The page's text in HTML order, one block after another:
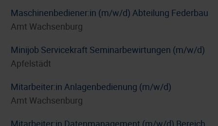
Maschinenbediener:in (m/w/d) Abteilung Federbau
Amt Wachsenburg
Minijob Servicekraft Seminarbewirtungen (m/w/d)
Apfelstädt
Mitarbeiter:in Anlagenbedienung (m/w/d)
Amt Wachsenburg
Mitarbeiter:in Datenmanagement (m/w/d) Bereich